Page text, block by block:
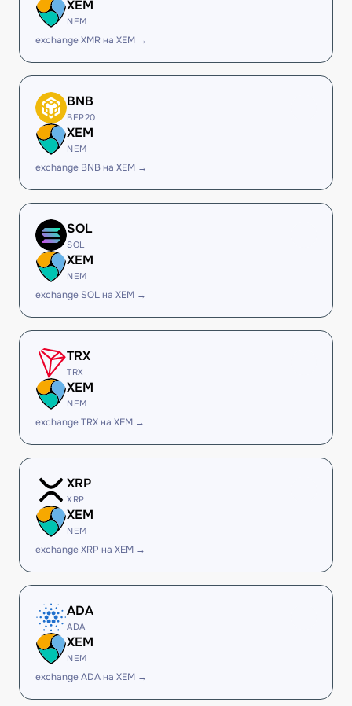
XEM
NEM
exchange XMR на XEM →
BNB
BEP20
XEM
NEM
exchange BNB на XEM →
SOL
SOL
XEM
NEM
exchange SOL на XEM →
TRX
TRX
XEM
NEM
exchange TRX на XEM →
XRP
XRP
XEM
NEM
exchange XRP на XEM →
ADA
ADA
XEM
NEM
exchange ADA на XEM →